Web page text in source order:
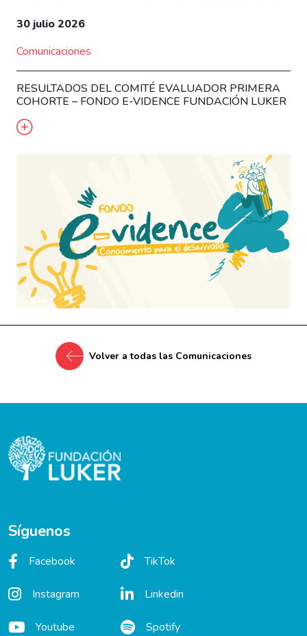
30 julio 2026
Comunicaciones
RESULTADOS DEL COMITÉ EVALUADOR PRIMERA
COHORTE – FONDO E-VIDENCE FUNDACIÓN LUKER
Volver a todas las Comunicaciones
Síguenos
Facebook
Instagram
Youtube
TikTok
Linkedin
Spotify